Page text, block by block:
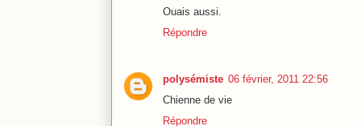
Ouais aussi.
Répondre
polysémiste 06 février, 2011 22:56
Chienne de vie
Répondre